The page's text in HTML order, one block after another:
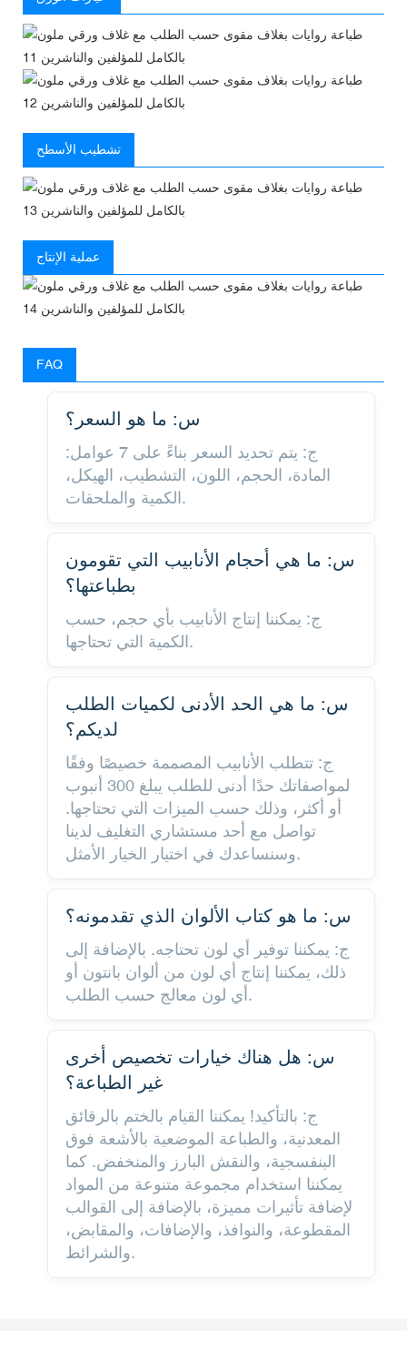
تشطيب الأسطح
عملية الإنتاج
FAQ
س: ما هو السعر؟
ج: يتم تحديد السعر بناءً على 7 عوامل:
المادة، الحجم، اللون، التشطيب، الهيكل،
الكمية والملحقات.
س: ما هي أحجام الأنابيب التي تقومون
بطباعتها؟
ج: يمكننا إنتاج الأنابيب بأي حجم، حسب
الكمية التي تحتاجها.
س: ما هي الحد الأدنى لكميات الطلب
لديكم؟
ج: تتطلب الأنابيب المصممة خصيصًا وفقًا
لمواصفاتك حدًا أدنى للطلب يبلغ 300 أنبوب
أو أكثر، وذلك حسب الميزات التي تحتاجها.
تواصل مع أحد مستشاري التغليف لدينا
وسنساعدك في اختيار الخيار الأمثل.
س: ما هو كتاب الألوان الذي تقدمونه؟
ج: يمكننا توفير أي لون تحتاجه. بالإضافة إلى
ذلك، يمكننا إنتاج أي لون من ألوان بانتون أو
أي لون معالج حسب الطلب.
س: هل هناك خيارات تخصيص أخرى
غير الطباعة؟
ج: بالتأكيد! يمكننا القيام بالختم بالرقائق
المعدنية، والطباعة الموضعية بالأشعة فوق
البنفسجية، والنقش البارز والمنخفض. كما
يمكننا استخدام مجموعة متنوعة من المواد
لإضافة تأثيرات مميزة، بالإضافة إلى القوالب
المقطوعة، والنوافذ، والإضافات، والمقابض،
والشرائط.